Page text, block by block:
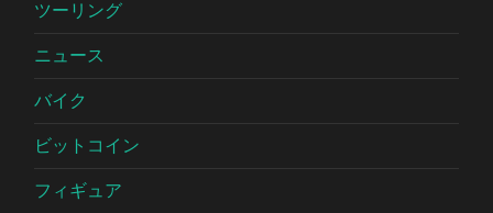
ツーリング
ニュース
バイク
ビットコイン
フィギュア